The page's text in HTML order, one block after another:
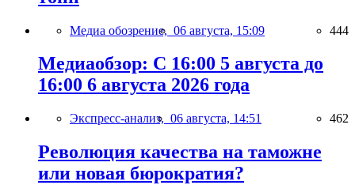
Медиа обозрение, 06 августа, 15:09 444
Медиаобзор: С 16:00 5 августа до
16:00 6 августа 2026 года
Экспресс-анализ, 06 августа, 14:51 462
Революция качества на таможне
или новая бюрократия?